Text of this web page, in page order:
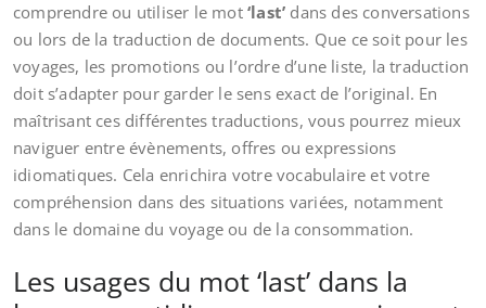
comprendre ou utiliser le mot ‘last’ dans des conversations
ou lors de la traduction de documents. Que ce soit pour les
voyages, les promotions ou l’ordre d’une liste, la traduction
doit s’adapter pour garder le sens exact de l’original. En
maîtrisant ces différentes traductions, vous pourrez mieux
naviguer entre évènements, offres ou expressions
idiomatiques. Cela enrichira votre vocabulaire et votre
compréhension dans des situations variées, notamment
dans le domaine du voyage ou de la consommation.
Les usages du mot ‘last’ dans la